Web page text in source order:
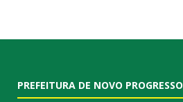
PREFEITURA DE NOVO PROGRESSO